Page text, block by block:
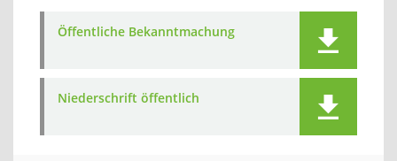
Öffentliche Bekanntmachung
Niederschrift öffentlich